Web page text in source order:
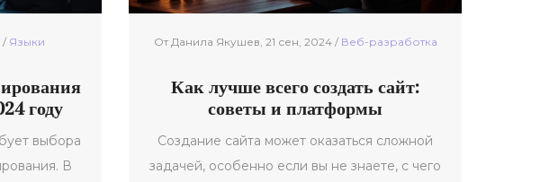
/ Языки
году
выбора
В
От Данила Якушев, 21 сен, 2024 / Веб-разработка
Как лучше всего создать сайт:
советы и платформы
Создание сайта может оказаться сложной
задачей, особенно если вы не знаете, с чего